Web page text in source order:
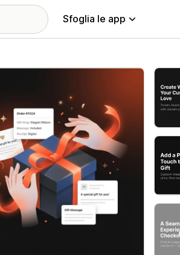
Sfoglia le app